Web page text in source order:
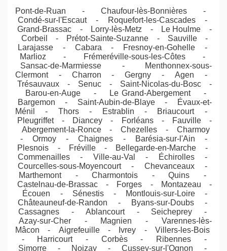
Pont-de-Ruan - Chaufour-lès-Bonnières -
Condé-sur-l'Escaut - Roquefort-les-Cascades -
Grand-Brassac - Lorry-lès-Metz - Le Houlme -
Corbeil - Prétot-Sainte-Suzanne - Sauville -
Larajasse - Cabara - Fresnoy-en-Gohelle -
Marlioz - Frémeréville-sous-les-Côtes -
Sansac-de-Marmiesse - Menthonnex-sous-
Clermont - Charron - Gergny - Agen -
Trésauvaux - Senuc - Saint-Nicolas-du-Bosc -
Barou-en-Auge - Le Grand-Abergement -
Bargemon - Saint-Aubin-de-Blaye - Évaux-et-
Ménil - Thors - Estrablin - Briaucourt -
Pleugriffet - Diancey - Forléans - Fauville -
Abergement-la-Ronce - Chezelles - Charmoy
- Ormoy - Chaignes - Barésia-sur-l'Ain -
Plesnois - Fréville - Bellegarde-en-Marche -
Commenailles - Ville-au-Val - Échirolles -
Courcelles-sous-Moyencourt - Chevanceaux -
Marthemont - Charmontois - Quins -
Castelnau-de-Brassac - Forges - Montazeau -
Écouen - Sénestis - Montlouis-sur-Loire -
Châteauneuf-de-Randon - Byans-sur-Doubs -
Cassagnes - Ablancourt - Seicheprey -
Azay-sur-Cher - Magnien - Varennes-lès-
Mâcon - Aigrefeuille - Ivrey - Villers-les-Bois
- Harricourt - Corbès - Ribennes -
Simorre - Noizay - Cussey-sur-l'Ognon -